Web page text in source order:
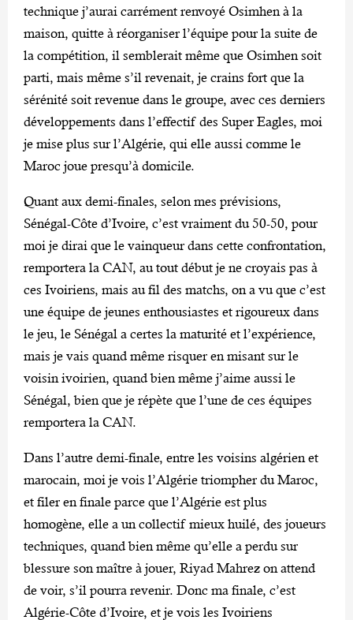
technique j’aurai carrément renvoyé Osimhen à la
maison, quitte à réorganiser l’équipe pour la suite de
la compétition, il semblerait même que Osimhen soit
parti, mais même s’il revenait, je crains fort que la
sérénité soit revenue dans le groupe, avec ces derniers
développements dans l’effectif des Super Eagles, moi
je mise plus sur l’Algérie, qui elle aussi comme le
Maroc joue presqu’à domicile.
Quant aux demi-finales, selon mes prévisions,
Sénégal-Côte d’Ivoire, c’est vraiment du 50-50, pour
moi je dirai que le vainqueur dans cette confrontation,
remportera la CAN, au tout début je ne croyais pas à
ces Ivoiriens, mais au fil des matchs, on a vu que c’est
une équipe de jeunes enthousiastes et rigoureux dans
le jeu, le Sénégal a certes la maturité et l’expérience,
mais je vais quand même risquer en misant sur le
voisin ivoirien, quand bien même j’aime aussi le
Sénégal, bien que je répète que l’une de ces équipes
remportera la CAN.
Dans l’autre demi-finale, entre les voisins algérien et
marocain, moi je vois l’Algérie triompher du Maroc,
et filer en finale parce que l’Algérie est plus
homogène, elle a un collectif mieux huilé, des joueurs
techniques, quand bien même qu’elle a perdu sur
blessure son maître à jouer, Riyad Mahrez on attend
de voir, s’il pourra revenir. Donc ma finale, c’est
Algérie-Côte d’Ivoire, et je vois les Ivoiriens